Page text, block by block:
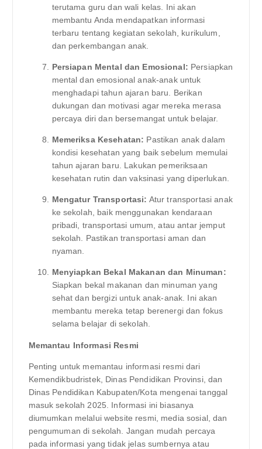
terutama guru dan wali kelas. Ini akan
membantu Anda mendapatkan informasi
terbaru tentang kegiatan sekolah, kurikulum,
dan perkembangan anak.
Persiapan Mental dan Emosional: Persiapkan
mental dan emosional anak-anak untuk
menghadapi tahun ajaran baru. Berikan
dukungan dan motivasi agar mereka merasa
percaya diri dan bersemangat untuk belajar.
Memeriksa Kesehatan: Pastikan anak dalam
kondisi kesehatan yang baik sebelum memulai
tahun ajaran baru. Lakukan pemeriksaan
kesehatan rutin dan vaksinasi yang diperlukan.
Mengatur Transportasi: Atur transportasi anak
ke sekolah, baik menggunakan kendaraan
pribadi, transportasi umum, atau antar jemput
sekolah. Pastikan transportasi aman dan
nyaman.
Menyiapkan Bekal Makanan dan Minuman:
Siapkan bekal makanan dan minuman yang
sehat dan bergizi untuk anak-anak. Ini akan
membantu mereka tetap berenergi dan fokus
selama belajar di sekolah.
Memantau Informasi Resmi
Penting untuk memantau informasi resmi dari
Kemendikbudristek, Dinas Pendidikan Provinsi, dan
Dinas Pendidikan Kabupaten/Kota mengenai tanggal
masuk sekolah 2025. Informasi ini biasanya
diumumkan melalui website resmi, media sosial, dan
pengumuman di sekolah. Jangan mudah percaya
pada informasi yang tidak jelas sumbernya atau